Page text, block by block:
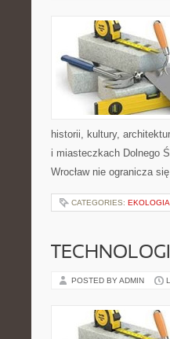
historii, kultury,
i miasteczkach Dolnego
Wrocław nie ogranicza
CATEGORIES:
POSTED BY ADMIN